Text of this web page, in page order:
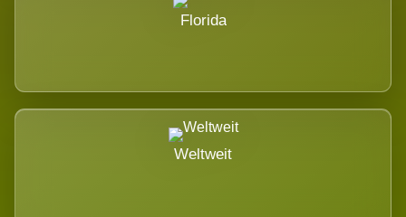
Florida
Weltweit